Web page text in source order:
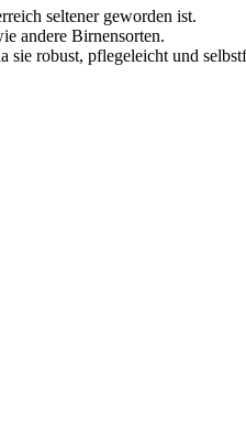
seltener geworden ist.
andere Birnensorten.
sie robust, pflegeleicht und